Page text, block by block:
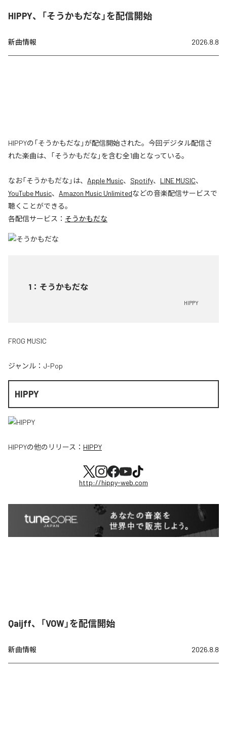
HIPPY、「そうかもだな」を配信開始
新曲情報 2026.8.8
HIPPYの「そうかもだな」が配信開始された。今回デジタル配信さ
れた楽曲は、「そうかもだな」を含む全1曲となっている。
なお「そうかもだな 」は、 Apple Music、 Spotify、 LINE MUSIC、
YouTube Music、 Amazon Music Unlimitedなどの音楽配信サービスで
聴くことができる。
各配信サービス： そうかもだな
1 ： そうかもだな
HIPPY
FROG MUSIC
ジャンル： J-Pop
HIPPY
HIPPYの他のリリース： HIPPY
http://hippy-web.com
Qaijff、「VOW」を配信開始
新曲情報 2026.8.8